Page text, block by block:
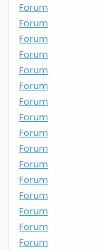
Forum
Forum
Forum
Forum
Forum
Forum
Forum
Forum
Forum
Forum
Forum
Forum
Forum
Forum
Forum
Forum